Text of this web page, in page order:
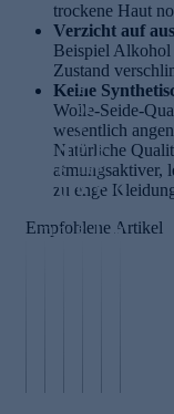
trockene Haut
Verzicht auf
Beispiel Alkohol
Zustand
Keine
Wolle-Seide-
wesentlich
Natürliche
atmungsaktiver,
zu enge
Empfohlene Artikel
m
N
e
u
o
P
ol
y
p
he
n
e
F
e
r
l
G
u